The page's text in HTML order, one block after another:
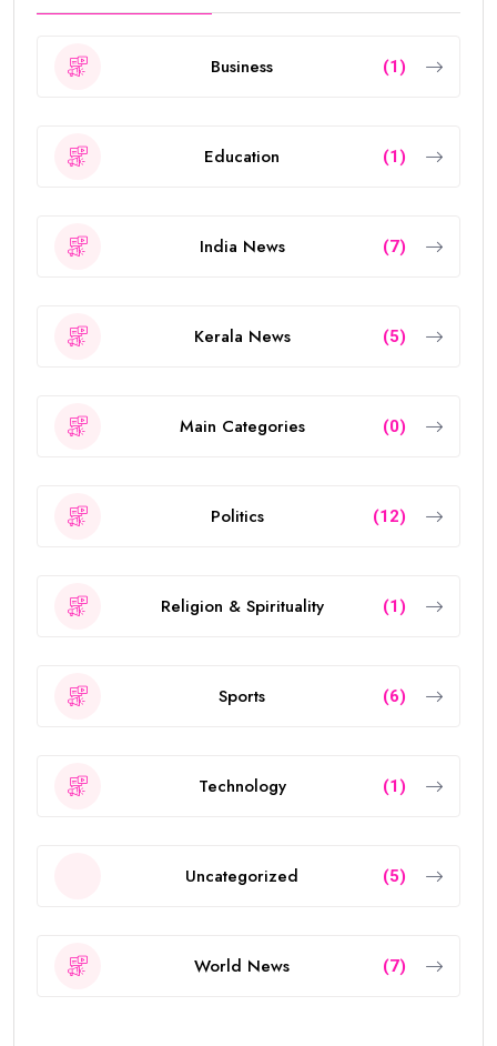
Business (1)
Education (1)
India News (7)
Kerala News (5)
Main Categories (0)
Politics (12)
Religion & Spirituality (1)
Sports (6)
Technology (1)
Uncategorized (5)
World News (7)